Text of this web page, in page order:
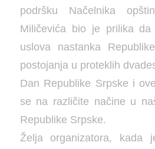
podršku Načelnika
Miličevića bio je prilika
uslova nastanka
postojanja u proteklih
Dan Republike Srpske i
se na različite načine u
Republike Srpske.
Želja organizatora, kada